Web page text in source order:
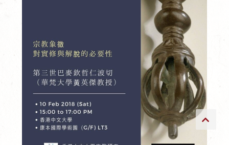
尊貴上師珍寶開示
巴麥欽哲珍寶開示
前行開示文集
媒體影音集